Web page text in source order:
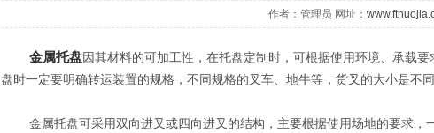
作者：管理员 网址：
金属托盘因其材料的可加工性，在托盘定制时，可根据使用环境、承载
盘时一定要明确转运装置的规格，不同规格的叉车、地牛等，货叉的大小是不
金属托盘可采用双向进叉或四向进叉的结构，主要根据使用场地的要求，